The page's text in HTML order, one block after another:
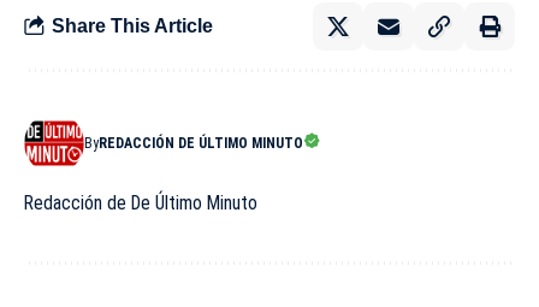
Share This Article
ByREDACCIÓN DE ÚLTIMO MINUTO
Redacción de De Último Minuto